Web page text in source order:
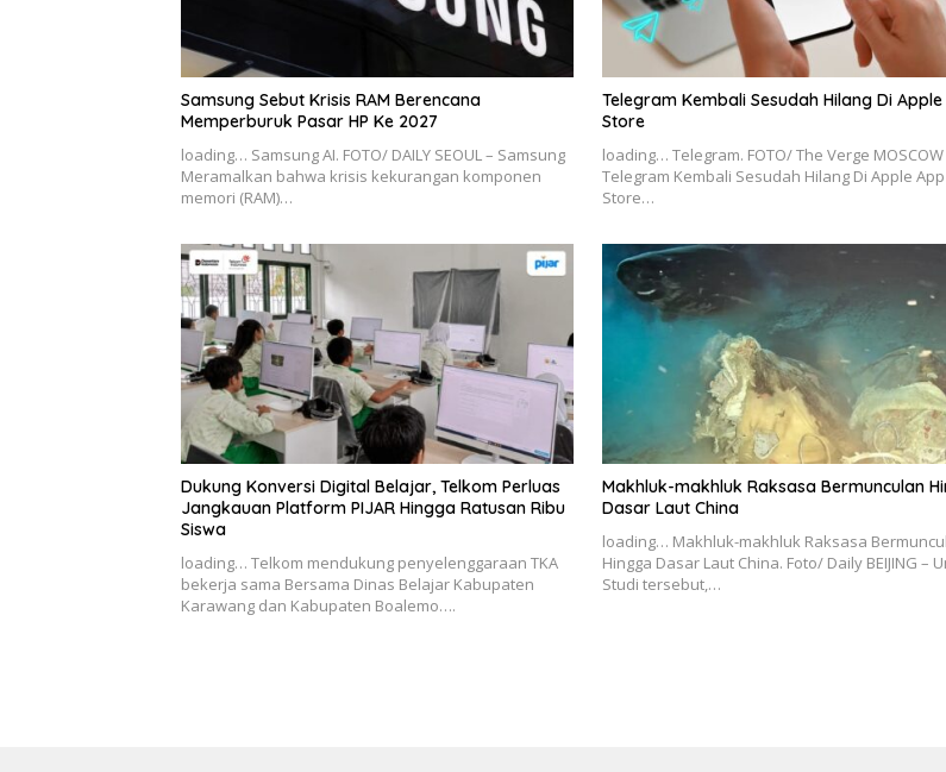
Samsung Sebut Krisis RAM Berencana
Memperburuk Pasar HP Ke 2027
loading… Samsung AI. FOTO/ DAILY SEOUL – Samsung
Meramalkan bahwa krisis kekurangan komponen
memori (RAM)…
Telegram Kembali Sesudah Hilang Di
Store
loading… Telegram. FOTO/ The Verge MOSCOW
Telegram Kembali Sesudah Hilang Di Apple App
Store…
Dukung Konversi Digital Belajar, Telkom Perluas
Jangkauan Platform PIJAR Hingga Ratusan Ribu
Siswa
loading… Telkom mendukung penyelenggaraan TKA
bekerja sama Bersama Dinas Belajar Kabupaten
Karawang dan Kabupaten Boalemo….
Makhluk-makhluk Raksasa Bermunculan
Dasar Laut China
loading… Makhluk-makhluk Raksasa
Hingga Dasar Laut China. Foto/ Daily BEIJING –
Studi tersebut,…